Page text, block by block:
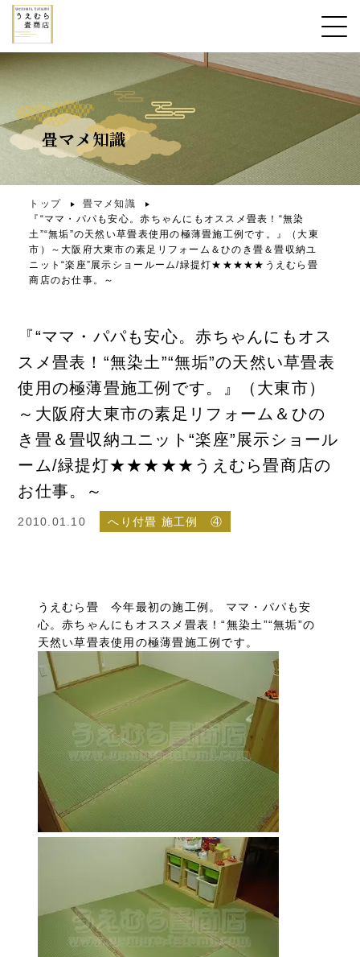
畳マメ知識
トップ
畳マメ知識
『“ママ・パパも安心。赤ちゃんにもオススメ畳表！“無染
土”“無垢”の天然い草畳表使用の極薄畳施工例です。』（大東
市）～大阪府大東市の素足リフォーム＆ひのき畳＆畳収納ユ
ニット“楽座”展示ショールーム/緑提灯★★★★★うえむら畳
商店のお仕事。～
『“ママ・パパも安心。赤ちゃんにもオス
スメ畳表！“無染土”“無垢”の天然い草畳表
使用の極薄畳施工例です。』（大東市）
～大阪府大東市の素足リフォーム＆ひの
き畳＆畳収納ユニット“楽座”展示ショール
ーム/緑提灯★★★★★うえむら畳商店の
お仕事。～
2010.01.10 へり付畳 施工例 ④
うえむら畳 今年最初の施工例。 ママ・パパも安
心。赤ちゃんにもオススメ畳表！“無染土”“無垢”の
天然い草畳表使用の極薄畳施工例です。